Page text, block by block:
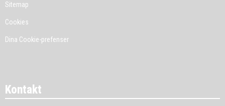
Sitemap
Cookies
Dina Cookie-prefenser
Kontakt